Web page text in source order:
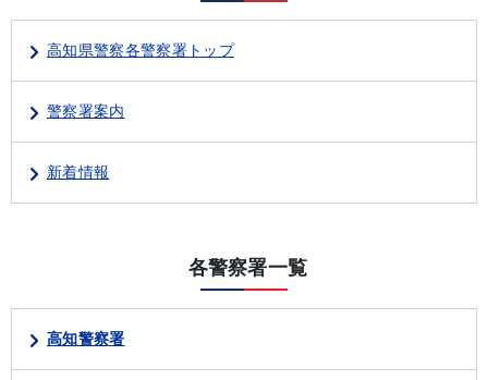
高知県警察各警察署トップ
警察署案内
新着情報
各警察署一覧
高知警察署